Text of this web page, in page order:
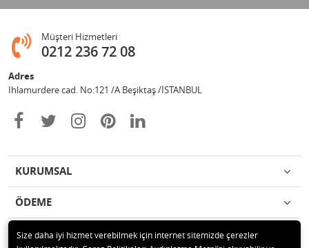
Müşteri Hizmetleri
0212 236 72 08
Adres
Ihlamurdere cad. No:121 /A Beşiktaş /İSTANBUL
KURUMSAL
ÖDEME
İLETİŞİM
Size daha iyi hizmet verebilmek için internet sitemizde çerezler